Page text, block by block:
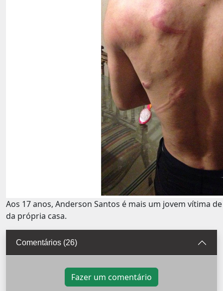
Aos 17 anos, Anderson Santos é mais um jovem vítima
da própria casa.
Comentários (26)
Fazer um comentário